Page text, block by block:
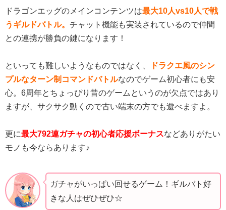
ドラゴンエッグのメインコンテンツは最大10人vs10人で戦
うギルドバトル。 チャット機能も実装されているので仲間
との連携が勝負の鍵になります！
といっても難しいようなものではなく、
ドラクエ風のシン
プルなターン制コマンドバトルなのでゲーム初心者にも安
心。6周年とちょっぴり昔のゲームというのが欠点ではあり
ますが、サクサク動くので古い端末の方でも遊べますよ。
更に最大792連ガチャの初心者応援ボーナスなどありがたい
モノも今ならあります♪
ガチャがいっぱい回せるゲーム！ギルバト好
きな人はぜひぜひ☆